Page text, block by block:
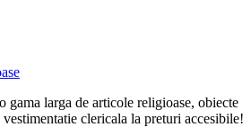
gama larga de articole religioase, obiecte
clericala la preturi accesibile!